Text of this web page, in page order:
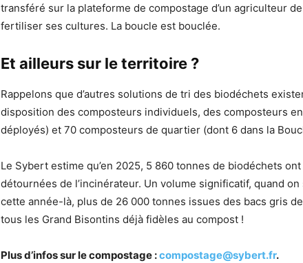
transféré sur la plateforme de compostage d’un agriculteur
fertiliser ses cultures. La boucle est bouclée.
Et ailleurs sur le territoire ?
Rappelons que d’autres solutions de tri des biodéchets
disposition des composteurs individuels, des composteurs
déployés) et 70 composteurs de quartier (dont 6 dans la
Le Sybert estime qu’en 2025, 5 860 tonnes de biodéchets
détournées de l’incinérateur. Un volume significatif, quand
cette année-là, plus de 26 000 tonnes issues des bacs gris
tous les Grand Bisontins déjà fidèles au compost !
Plus d’infos sur le compostage :compostage@sybert.fr.